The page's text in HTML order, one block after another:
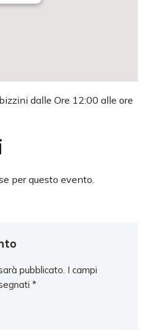
dalle Ore 12:00 alle ore
per questo evento.
pubblicato. I campi
*